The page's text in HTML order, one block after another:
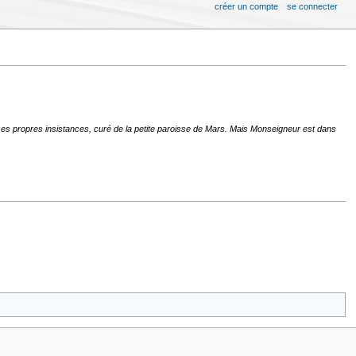
propres insistances, curé de la petite paroisse de Mars. Mais Monseigneur est dans
créer un compte se connecter